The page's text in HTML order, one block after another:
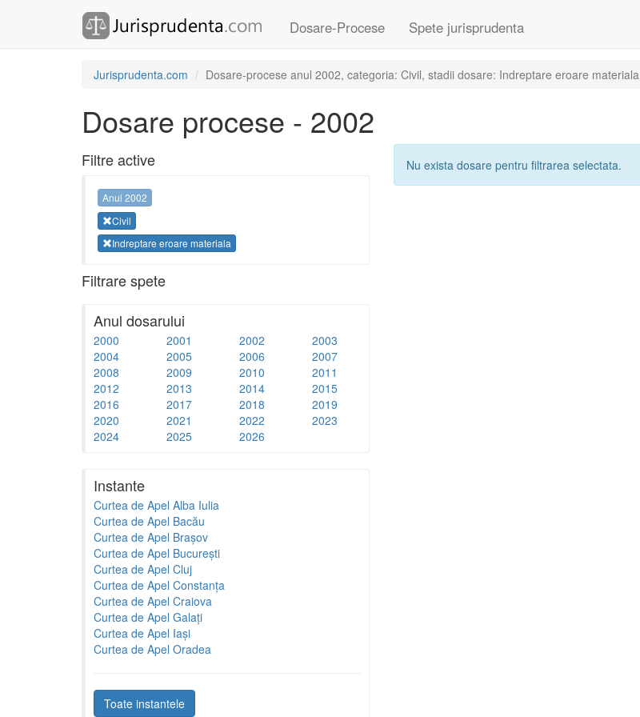
Dosare-Procese Spete jurisprudenta
Jurisprudenta.com Dosare-procese anul 2002, categoria: Civil, stadii dosare: Indreptare eroare materiala
Dosare procese - 2002
Filtre active
Anul 2002
Civil
Indreptare eroare materiala
Filtrare spete
Anul dosarului
2000 2001 2002
2003
2004
2005 2006
2007
2008
2009 2010
2011
2012
2013 2014
2015
2016
2017 2018
2019
2020
2021 2022
2023
2024
2025 2026
Instante
Curtea de Apel Alba Iulia
Curtea de Apel Bacău
Curtea de Apel Brașov
Curtea de Apel București
Curtea de Apel Cluj
Curtea de Apel Constanța
Curtea de Apel Craiova
Curtea de Apel Galați
Curtea de Apel Iași
Curtea de Apel Oradea
Toate instantele
Nu exista dosare pentru filtrarea selectata.